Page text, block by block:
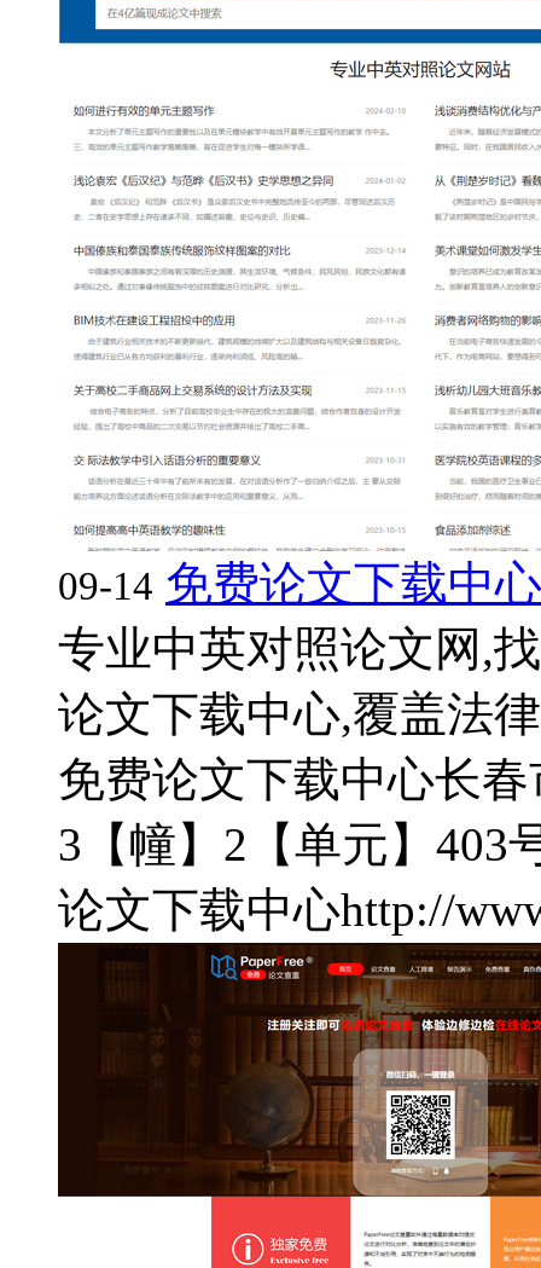
09-14 免费论文下载中心
专业中英对照论文网,
论文下载中心,覆盖法
免费论文下载中心长春
3【幢】2【单元】403
论文下载中心http://